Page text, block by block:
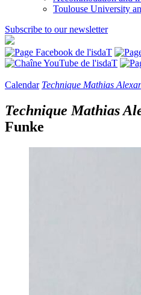
Toulouse University
Subscribe to our newsletter
Calendar Technique Mathias
Technique Mathias
Funke